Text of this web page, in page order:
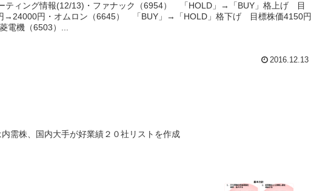
ティング情報(12/13)・ファナック（6954） 「HOLD」→「BUY」格上げ 目
→24000円・オムロン（6645） 「BUY」→「HOLD」格下げ 目標株価4150円
電機（6503）...
2016.12.13
需株、国内大手が好業績２０社リストを作成